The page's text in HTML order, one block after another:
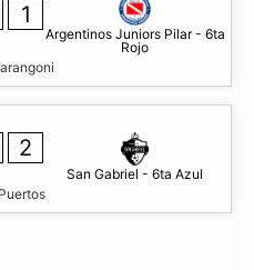
1
Argentinos Juniors Pilar - 6ta
Rojo
2
San Gabriel - 6ta Azul
Puertos